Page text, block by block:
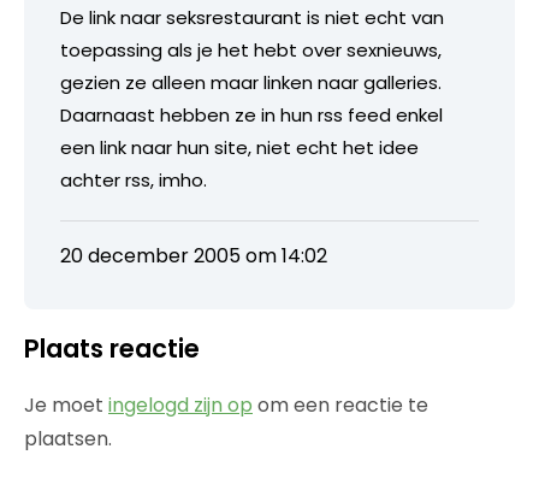
De link naar seksrestaurant is niet echt van
toepassing als je het hebt over sexnieuws,
gezien ze alleen maar linken naar galleries.
Daarnaast hebben ze in hun rss feed enkel
een link naar hun site, niet echt het idee
achter rss, imho.
20 december 2005 om 14:02
Plaats reactie
Je moet ingelogd zijn op om een reactie te
plaatsen.